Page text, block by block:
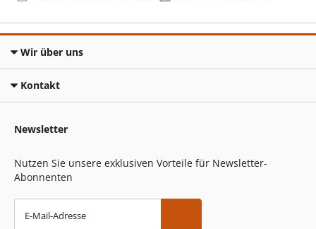
Wir über uns
Kontakt
Newsletter
Nutzen Sie unsere exklusiven Vorteile für Newsletter-
Abonnenten
E-Mail-Adresse